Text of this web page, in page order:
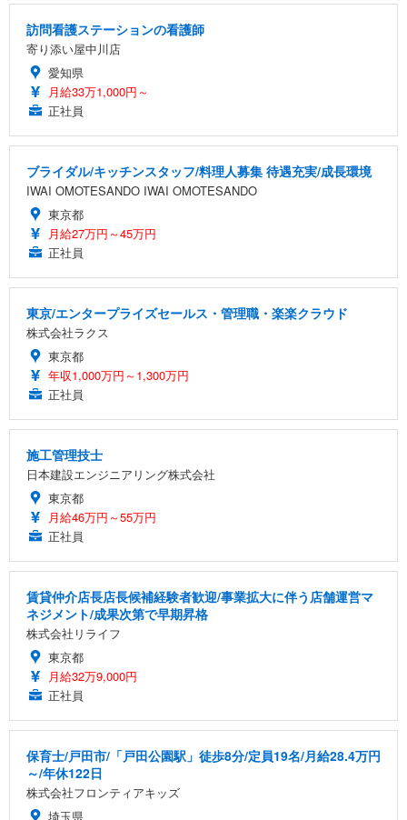
訪問看護ステーションの看護師
寄り添い屋中川店
愛知県
月給33万1,000円～
正社員
ブライダル/キッチンスタッフ/料理人募集 待遇充実/成長環境
IWAI OMOTESANDO IWAI OMOTESANDO
東京都
月給27万円～45万円
正社員
東京/エンタープライズセールス・管理職・楽楽クラウド
株式会社ラクス
東京都
年収1,000万円～1,300万円
正社員
施工管理技士
日本建設エンジニアリング株式会社
東京都
月給46万円～55万円
正社員
賃貸仲介店長店長候補経験者歓迎/事業拡大に伴う店舗運営マ
ネジメント/成果次第で早期昇格
株式会社リライフ
東京都
月給32万9,000円
正社員
保育士/戸田市/「戸田公園駅」徒歩8分/定員19名/月給28.4万円
～/年休122日
株式会社フロンティアキッズ
埼玉県